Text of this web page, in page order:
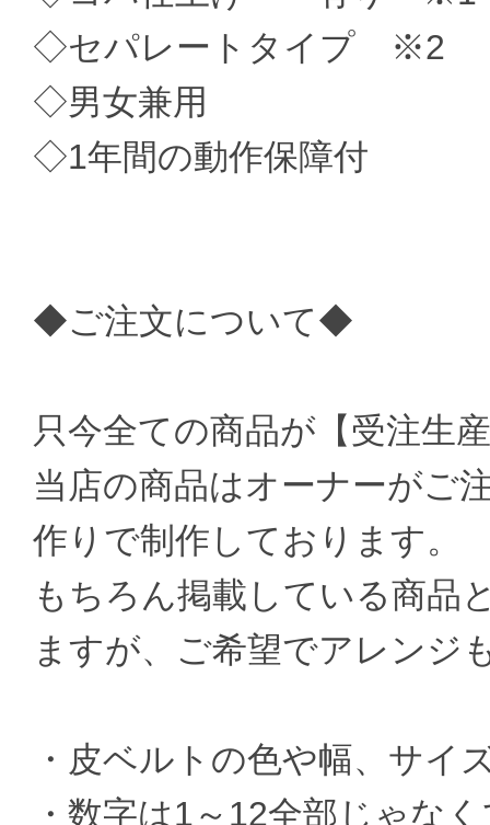
◇セパレートタイプ ※2
◇男女兼用
◇1年間の動作保障付
◆ご注文について◆
只今全ての商品が【受注生
当店の商品はオーナーがご
作りで制作しております。
もちろん掲載している商品
ますが、ご希望でアレンジ
・皮ベルトの色や幅、サイ
・数字は1～12全部じゃな